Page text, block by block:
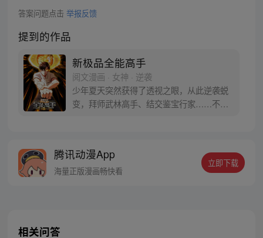
答案问题点击 举报反馈
提到的作品
新极品全能高手
阅文漫画 · 女神 · 逆袭
少年夏天突然获得了透视之眼，从此逆袭蜕
变，拜师武林高手、结交鉴宝行家……不断
腾讯动漫App
海量正版漫画畅快看
立即下载
相关问答